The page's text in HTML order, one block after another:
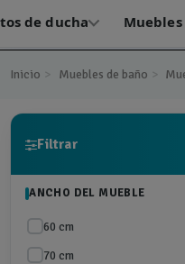
de ducha
Inicio Muebles de baño
Filtrar
ANCHO DEL MUEBLE
60 cm
70 cm